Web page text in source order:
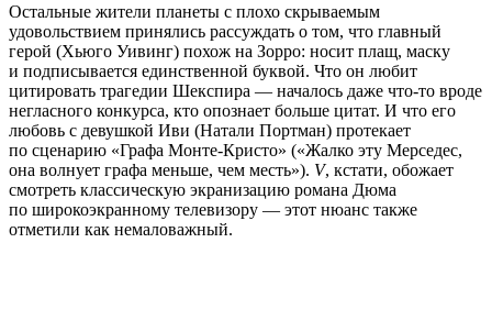
Остальные жители планеты с плохо скрываемым
удовольствием принялись рассуждать о том, что главный
герой (Хьюго Уивинг) похож на Зорро: носит плащ, маску
и подписывается единственной буквой. Что он любит
цитировать трагедии Шекспира — началось даже что-то вроде
негласного конкурса, кто опознает больше цитат. И что его
любовь с девушкой Иви (Натали Портман) протекает
по сценарию «Графа Монте-Кристо» («Жалко эту Мерседес,
она волнует графа меньше, чем месть»). V, кстати, обожает
смотреть классическую экранизацию романа Дюма
по широкоэкранному телевизору — этот нюанс также
отметили как немаловажный.